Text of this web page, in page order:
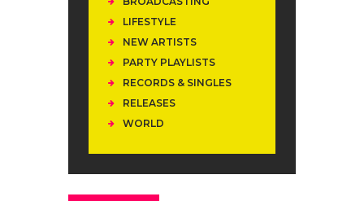
LIFESTYLE
NEW ARTISTS
PARTY PLAYLISTS
RECORDS & SINGLES
RELEASES
WORLD